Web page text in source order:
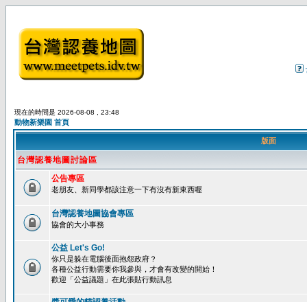
現在的時間是 2026-08-08 , 23:48
動物新樂園 首頁
版面
台灣認養地圖討論區
公告專區
老朋友、新同學都該注意一下有沒有新東西喔
台灣認養地圖協會專區
協會的大小事務
公益 Let's Go!
你只是躲在電腦後面抱怨政府？
各種公益行動需要你我參與，才會有改變的開始！
歡迎「公益議題」在此張貼行動訊息